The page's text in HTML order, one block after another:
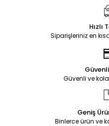
Hızlı
Siparişleriniz en
Güvenli ve
Geniş
Binlerce ürün ve